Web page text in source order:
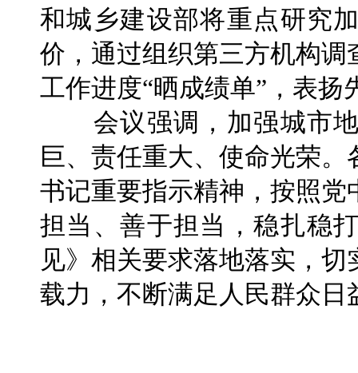
和城乡建设部将重点研究
价，通过组织第三方机构
工作进度“晒成绩单”，表扬
会议强调，加强城市地
巨、责任重大、使命光荣
书记重要指示精神，按照
担当、善于担当，稳扎稳
见》相关要求落地落实，
载力，不断满足人民群众